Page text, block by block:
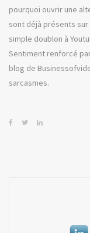
pourquoi ouvrir une
sont déjà présents sur
simple doublon à
Sentiment renforcé
blog de
sarcasmes.